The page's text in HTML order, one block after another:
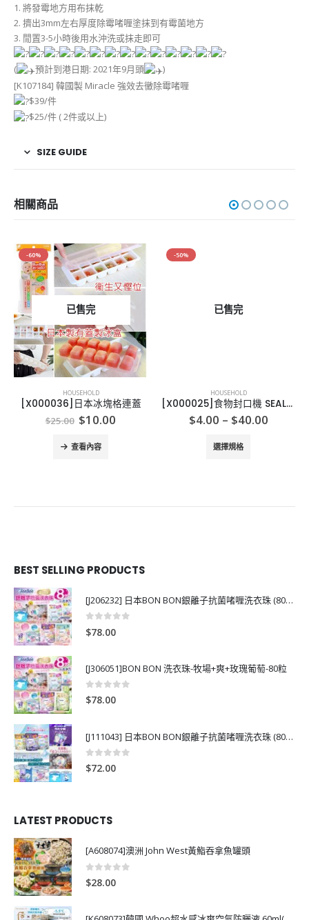
1. 將發霉地方用布抹乾
2. 擠出3mm左右厚度除霉啫喱塗抹到有霉菌地方
3. 閒置3-5小時後用水沖洗或抹走即可
( 預計到港日期: 2021年9月頭
)
[K107184] 韓國製 Miracle 強效去黴除霉啫喱
$39/件
$25/件 ( 2件或以上)
SIZE GUIDE
相關商品
-60%
已售完
HOUSEHOLD
[X000036]日本冰塊格連蓋
$25.00 Original
price
was:
$25.00.
$10.00
查看內容
-50%
已售完
HOUSEHOLD
[X000025]食物封口機 SEALABAG
$4.00 – $40.00Price
選擇規格
BEST SELLING PRODUCTS
[J206232] 日本BON BON銀離子抗菌啫喱洗衣珠 (80粒)
0
$78.00
[J306051]BON BON 洗衣珠-牧場+爽+玫瑰葡萄-80粒
0out of 5
$78.00
[J111043] 日本BON BON銀離子抗菌啫喱洗衣珠 (80粒)
0out of 5
$72.00
LATEST PRODUCTS
[A608074]澳洲 John West黃鮨吞拿魚罐頭
0
$28.00